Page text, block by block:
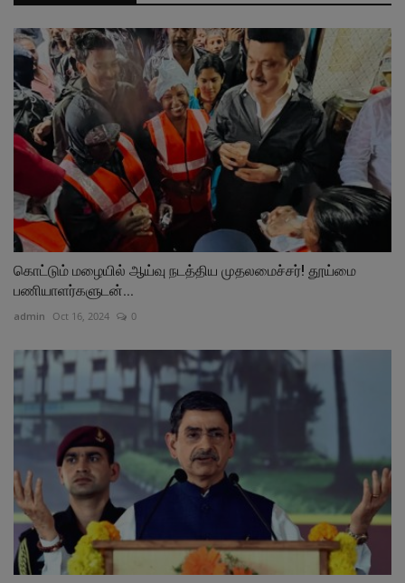
கொட்டும் மழையில் ஆய்வு நடத்திய முதலமைச்சர்! தூய்மை
பணியாளர்களுடன்...
admin Oct 16, 2024 0